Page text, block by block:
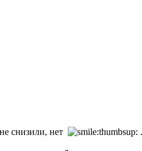
снизили, нет .